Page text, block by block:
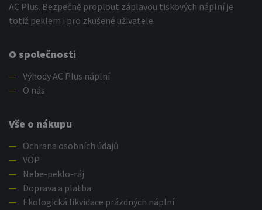
AC Plus. Bezpečně proplout záplavou tiskových náplní je
totiž peklem i pro zkušené uživatele.
O společnosti
— Výhody AC Plus náplní
—
O nás
Vše o nákupu
—
Ochrana osobních údajů
— VOP
—
Nebe-peklo-ráj
—
Doprava a platba
—
Ekologická likvidace prázdných náplní